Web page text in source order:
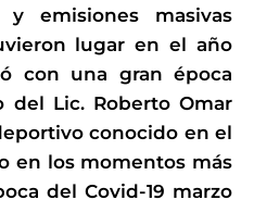
y emisiones masivas
lugar en el año
con una gran época
del Lic. Roberto Omar
conocido en el
en los momentos más
del Covid-19 marzo